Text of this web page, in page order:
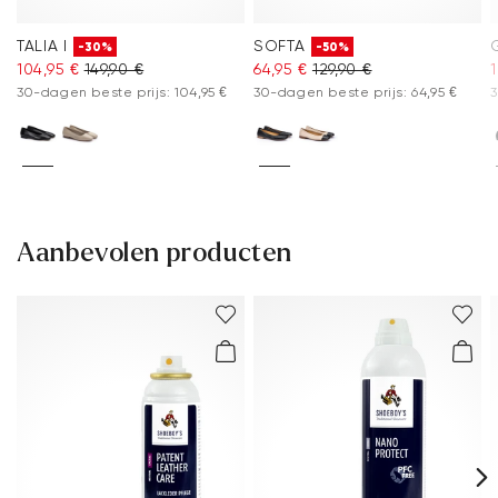
TALIA I -30%
104,95 € 149,90 €
30-dagen beste prijs: 104,95 €
SOFTA -50%
64,95 € 129,90 €
30-dagen beste prijs: 64,95 €
Aanbevolen producten